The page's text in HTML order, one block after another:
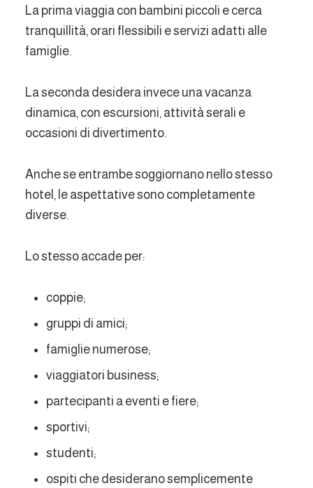
La prima viaggia con bambini piccoli e cerca
tranquillità, orari flessibili e servizi adatti alle
famiglie.
La seconda desidera invece una vacanza
dinamica, con escursioni, attività serali e
occasioni di divertimento.
Anche se entrambe soggiornano nello stesso
hotel, le aspettative sono completamente
diverse.
Lo stesso accade per:
coppie;
gruppi di amici;
famiglie numerose;
viaggiatori business;
partecipanti a eventi e fiere;
sportivi;
studenti;
ospiti che desiderano semplicemente